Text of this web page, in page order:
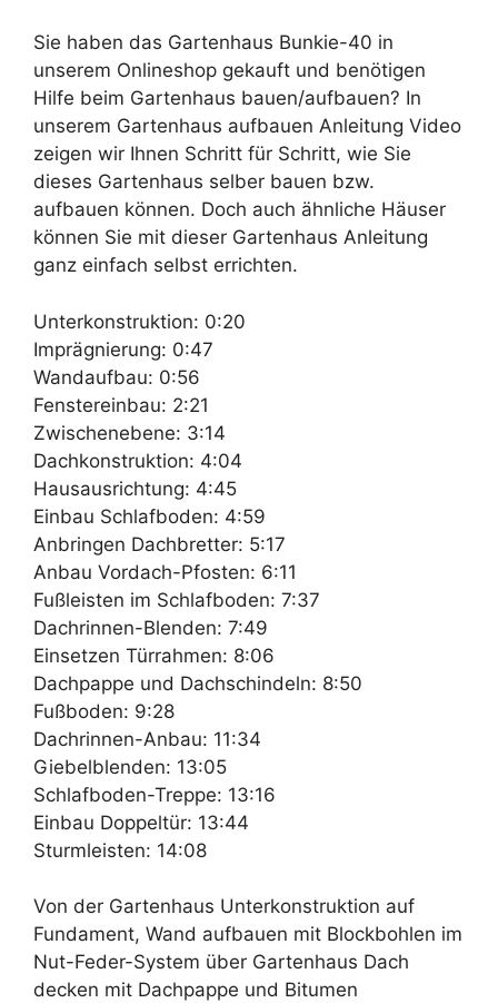
Sie haben das Gartenhaus Bunkie-40 in
unserem Onlineshop gekauft und benötigen
Hilfe beim Gartenhaus bauen/aufbauen? In
unserem Gartenhaus aufbauen Anleitung Video
zeigen wir Ihnen Schritt für Schritt, wie Sie
dieses Gartenhaus selber bauen bzw.
aufbauen können. Doch auch ähnliche Häuser
können Sie mit dieser Gartenhaus Anleitung
ganz einfach selbst errichten.
Unterkonstruktion: 0:20
Imprägnierung: 0:47
Wandaufbau: 0:56
Fenstereinbau: 2:21
Zwischenebene: 3:14
Dachkonstruktion: 4:04
Hausausrichtung: 4:45
Einbau Schlafboden: 4:59
Anbringen Dachbretter: 5:17
Anbau Vordach-Pfosten: 6:11
Fußleisten im Schlafboden: 7:37
Dachrinnen-Blenden: 7:49
Einsetzen Türrahmen: 8:06
Dachpappe und Dachschindeln: 8:50
Fußboden: 9:28
Dachrinnen-Anbau: 11:34
Giebelblenden: 13:05
Schlafboden-Treppe: 13:16
Einbau Doppeltür: 13:44
Sturmleisten: 14:08
Von der Gartenhaus Unterkonstruktion auf
Fundament, Wand aufbauen mit Blockbohlen im
Nut-Feder-System über Gartenhaus Dach
decken mit Dachpappe und Bitumen